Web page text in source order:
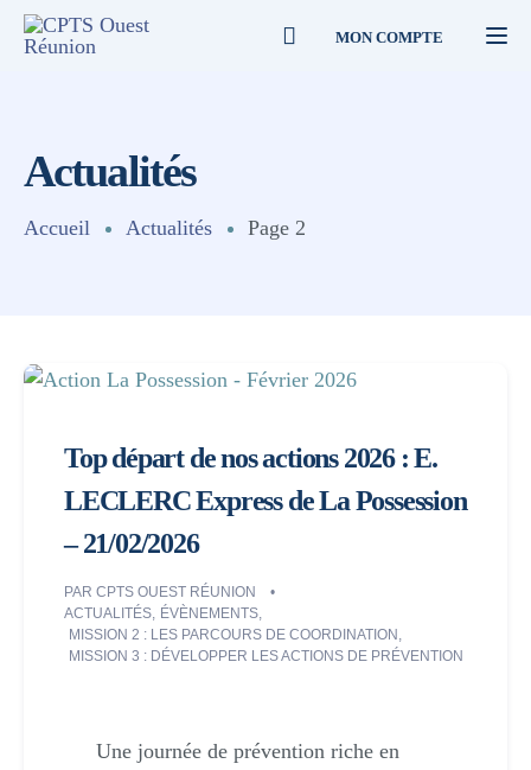
MON COMPTE
Actualités
Accueil Actualités Page 2
Top départ de nos actions 2026 : E.
LECLERC Express de La Possession
– 21/02/2026
PAR CPTS OUEST RÉUNION
ACTUALITÉS, ÉVÈNEMENTS,
MISSION 2 : LES PARCOURS DE COORDINATION ,
MISSION 3 : DÉVELOPPER LES ACTIONS DE PRÉVENTION
Une journée de prévention riche en